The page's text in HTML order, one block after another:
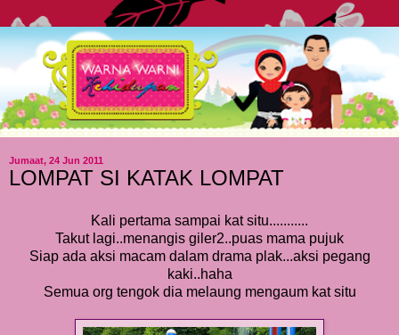
Jumaat, 24 Jun 2011
LOMPAT SI KATAK LOMPAT
Kali pertama sampai kat situ...........
Takut lagi..menangis giler2..puas mama pujuk
Siap ada aksi macam dalam drama plak...aksi pegang
kaki..haha
Semua org tengok dia melaung mengaum kat situ